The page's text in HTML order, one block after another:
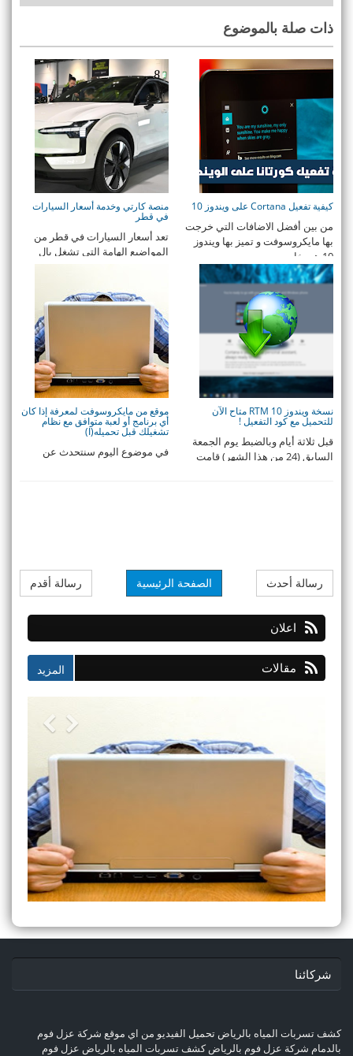
ذات صلة بالموضوع
كيفية تفعيل Cortana على ويندوز 10
من بين أفضل الاضافات التي خرجت
بها مايكروسوفت و تميز بها ويندوز
10 هي خاصي ...
منصة كارتي وخدمة أسعار السيارات
في قطر
تعد أسعار السيارات في قطر من
المواضيع الهامة التي تشغل بال
نسخة ويندوز 10 RTM متاح الآن
للتحميل مع كود التفعيل !
قبل ثلاثة أيام وبالضبط يوم الجمعة
السابق (24 من هذا الشهر) قامت
موقع من مايكروسوفت لمعرفة إذا كان
أي برنامج أو لعبة متوافق مع نظام
تشغيلك قبل تحميله(ا)
في موضوع اليوم سنتحدث عن
رسالة أحدث رسالة أقدم الصفحة الرئيسية
اعلان
مقالات
شركائنا
كشف تسربات المياه بالرياض تحميل الفيديو من اي موقع شركة عزل فوم
بالدمام شركة عزل فوم بالرياض كشف تسربات المياه بالرياض عزل فوم